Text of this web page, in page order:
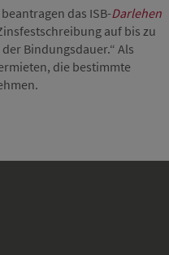
das ISB-Darlehen
auf bis zu
Bindungsdauer.“ Als
die bestimmte